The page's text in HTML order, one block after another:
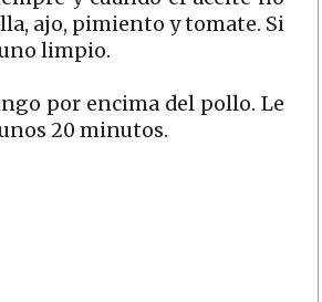
ajo, pimiento y tomate. Si
limpio.
por encima del pollo. Le
20 minutos.